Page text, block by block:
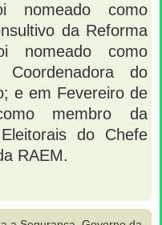
nomeado como
da Reforma
nomeado como
do
e em Fevereiro de
membro da
do Chefe
RAEM.